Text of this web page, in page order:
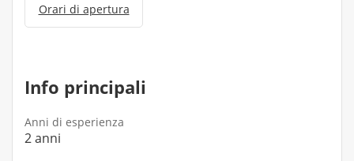
Orari di apertura
Info principali
Anni di esperienza
2 anni